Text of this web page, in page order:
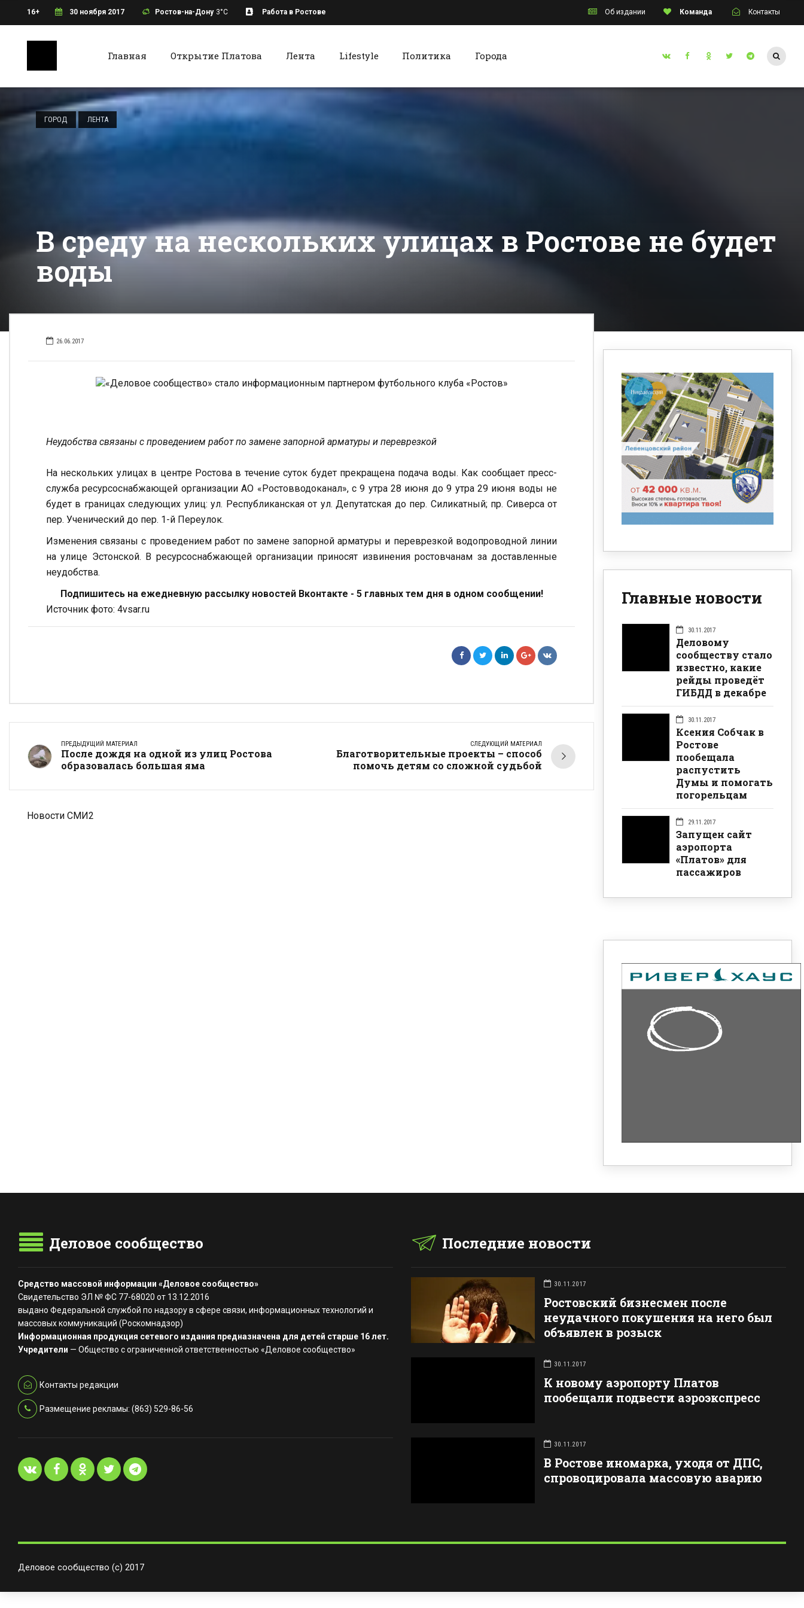
16+ 30 ноября 2017 Ростов-на-Дону 3°C Работа в Ростове Об издании Команда Контакты
Главная Открытие Платова Лента Lifestyle Политика Города
Ростов-на-Дону
Ростовский
бизнесмен после
неудачного
Все новости Ростова-на-Дону
Батайск
рассказал
ГОРОД ЛЕНТА
В среду на нескольких улицах в Ростове не будет
воды
26.06.2017
«Деловое сообщество» стало информационным партнером футбольного клуба «Ростов»
Неудобства связаны с проведением работ по замене запорной арматуры и переврезкой
На нескольких улицах в центре Ростова в течение суток будет прекращена подача воды. Как сообщает пресс-
служба ресурсоснабжающей организации АО «Ростовводоканал», с 9 утра 28 июня до 9 утра 29 июня воды не
будет в границах следующих улиц: ул. Республиканская от ул. Депутатская до пер. Силикатный; пр. Сиверса от
пер. Ученический до пер. 1-й Переулок.
Изменения связаны с проведением работ по замене запорной арматуры и переврезкой водопроводной линии
на улице Эстонской. В ресурсоснабжающей организации приносят извинения ростовчанам за доставленные
неудобства.
Подпишитесь на ежедневную рассылку новостей Вконтакте - 5 главных тем дня в одном сообщении!
Источник фото: 4vsar.ru
ПРЕДЫДУЩИЙ МАТЕРИАЛ
После дождя на одной из улиц Ростова
образовалась большая яма
СЛЕДУЮЩИЙ МАТЕРИАЛ
Благотворительные проекты – способ
помочь детям со сложной судьбой
Новости СМИ2
Главные новости
30.11.2017
Деловому
сообществу стало
известно, какие
рейды проведёт
ГИБДД в декабре
30.11.2017
Ксения Собчак в
Ростове
пообещала
распустить
Думы и помогать
погорельцам
29.11.2017
Запущен сайт
аэропорта
«Платов» для
пассажиров
Деловое сообщество
Средство массовой информации «Деловое сообщество»
Свидетельство ЭЛ № ФС 77-68020 от 13.12.2016
выдано Федеральной службой по надзору в сфере связи, информационных технологий и
массовых коммуникаций (Роскомнадзор)
Информационная продукция сетевого издания предназначена для детей старше 16 лет.
Учредители — Общество с ограниченной ответственностью «Деловое сообщество»
Контакты редакции
Размещение рекламы: (863) 529-86-56
Последние новости
30.11.2017
Ростовский бизнесмен после
неудачного покушения на него был
объявлен в розыск
30.11.2017
К новому аэропорту Платов
пообещали подвести аэроэкспресс
30.11.2017
В Ростове иномарка, уходя от ДПС,
спровоцировала массовую аварию
Деловое сообщество (с) 2017